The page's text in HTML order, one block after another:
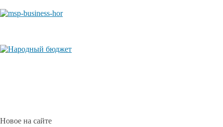
Новое на сайте